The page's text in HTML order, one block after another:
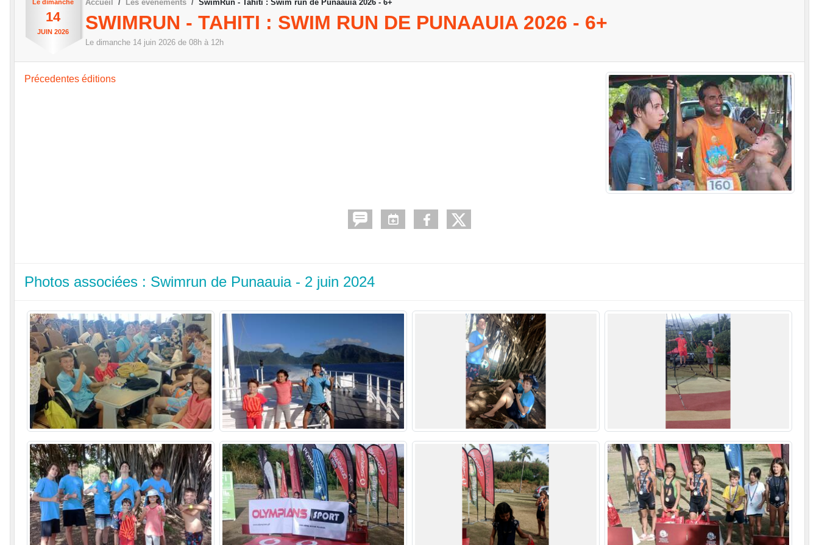
Le dimanche
14
JUIN 2026
Accueil Les évènements SwimRun - Tahiti : Swim run de Punaauia 2026 - 6+
SWIMRUN - TAHITI : SWIM RUN DE PUNAAUIA 2026 - 6+
Le dimanche 14 juin 2026 de 08h à 12h
Précedentes éditions
Photos associées : Swimrun de Punaauia - 2 juin 2024